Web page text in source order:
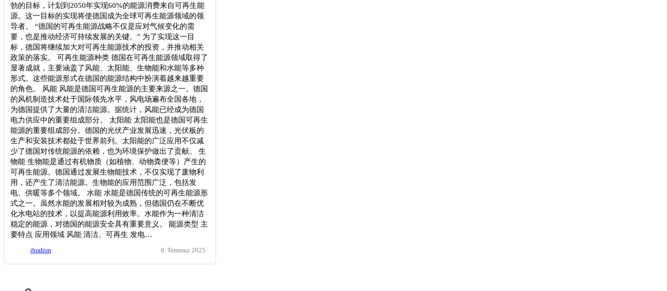
勃的目标，计划到2050年实现60%的能源消费来自可再生能
源。这一目标的实现将使德国成为全球可再生能源领域的领
导者。 “德国的可再生能源战略不仅是应对气候变化的需
要，也是推动经济可持续发展的关键。” 为了实现这一目
标，德国将继续加大对可再生能源技术的投资，并推动相关
政策的落实。 可再生能源种类 德国在可再生能源领域取得了
显著成就，主要涵盖了风能、太阳能、生物能和水能等多种
形式。这些能源形式在德国的能源结构中扮演着越来越重要
的角色。 风能 风能是德国可再生能源的主要来源之一。德国
的风机制造技术处于国际领先水平，风电场遍布全国各地，
为德国提供了大量的清洁能源。据统计，风能已经成为德国
电力供应中的重要组成部分。 太阳能 太阳能也是德国可再生
能源的重要组成部分。德国的光伏产业发展迅速，光伏板的
生产和安装技术都处于世界前列。太阳能的广泛应用不仅减
少了德国对传统能源的依赖，也为环境保护做出了贡献。 生
物能 生物能是通过有机物质（如植物、动物粪便等）产生的
可再生能源。德国通过发展生物能技术，不仅实现了废物利
用，还产生了清洁能源。生物能的应用范围广泛，包括发
电、供暖等多个领域。 水能 水能是德国传统的可再生能源形
式之一。虽然水能的发展相对较为成熟，但德国仍在不断优
化水电站的技术，以提高能源利用效率。水能作为一种清洁
稳定的能源，对德国的能源安全具有重要意义。 能源类型 主
要特点 应用领域 风能 清洁、可再生 发电…
ibrahim 8. Temmuz 2025